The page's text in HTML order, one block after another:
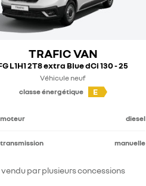
TRAFIC VAN
L1H1 2T8 extra Blue dCi 130 - 25
Véhicule neuf
classe énergétique
E
moteur diesel
transmission manuelle
vendu par plusieurs concessions